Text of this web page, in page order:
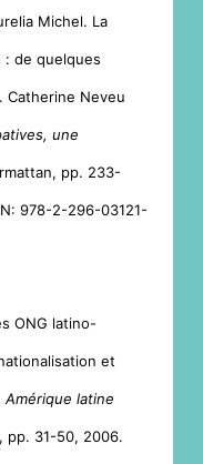
Michel. La
: de quelques
Catherine Neveu
une
pp. 233-
978-2-296-03121-
ONG latino-
et
Amérique latine
pp. 31-50, 2006.